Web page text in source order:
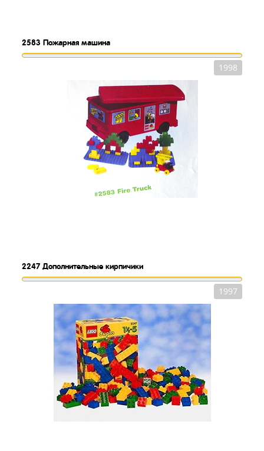
2583 Пожарная машина
1998
2247 Дополнительные кирпичики
1997